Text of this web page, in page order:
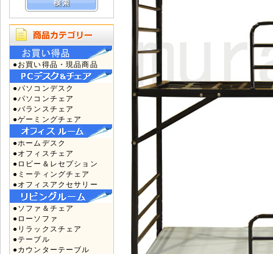
●お買い得品・現品商品
●パソコンデスク
●パソコンチェア
●バランスチェア
●ゲーミングチェア
●ホームデスク
●オフィスチェア
●ロビー＆レセプション
●ミーティングチェア
●オフィスアクセサリー
●ソファ＆チェア
●ローソファ
●リラックスチェア
●テーブル
●カウンターテーブル